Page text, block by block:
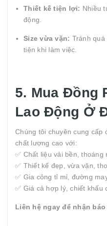
Thiết kế tiện lợi: Nhiều
động.
Size vừa vặn: Tránh
tiện khi làm việc.
5. Mua Đồng
Lao Động Ở
Chúng tôi chuyên cung cấp
chất lượng cao với:
✅ Chất liệu vải bền, thoáng
✅ Thiết kế đẹp, vừa vặn,
✅ Gia công tỉ mỉ, đường
✅ Giá cả hợp lý, chiết khấu
Liên hệ ngay để nhận